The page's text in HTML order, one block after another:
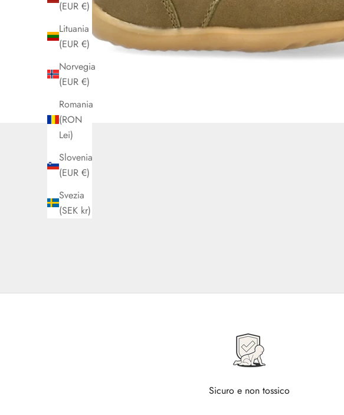
(EUR €)
Lituania
(EUR €)
Norvegia
(EUR €)
Romania
(RON
Lei)
Slovenia
(EUR €)
Svezia
(SEK kr)
Sicuro e non tossico